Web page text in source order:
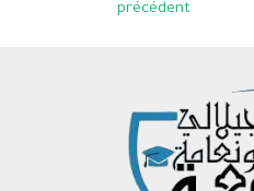
précédent